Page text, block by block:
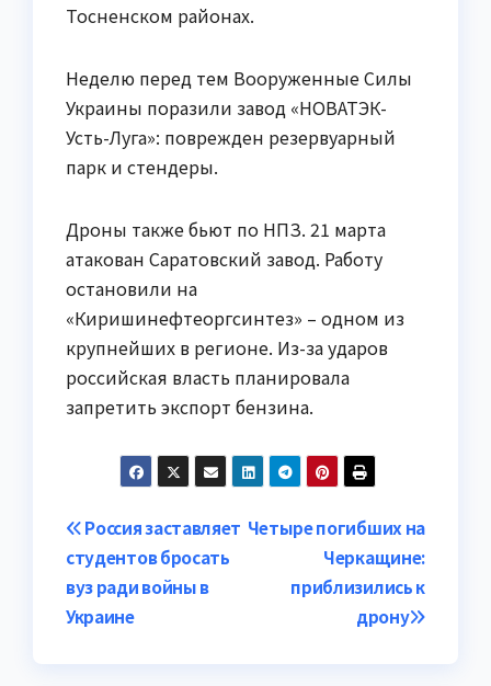
Тосненском районах.
Неделю перед тем Вооруженные Силы
Украины поразили завод «НОВАТЭК-
Усть-Луга»: поврежден резервуарный
парк и стендеры.
Дроны также бьют по НПЗ. 21 марта
атакован Саратовский завод. Работу
остановили на
«Киришинефтеоргсинтез» – одном из
крупнейших в регионе. Из-за ударов
российская власть планировала
запретить экспорт бензина.
Навигация
по
записям
Четыре погибших на
Черкащине:
приблизились к
дрону
Россия заставляет
студентов бросать
вуз ради войны в
Украине